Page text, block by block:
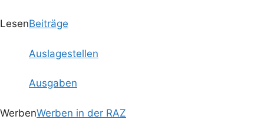
LesenBeiträge
Auslagestellen
Ausgaben
WerbenWerben in der RAZ